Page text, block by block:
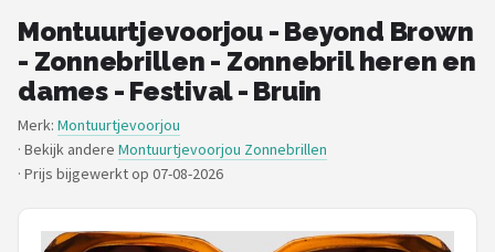
Merken
Blog
Zonnebrillen
Baby zonnebrillen
Shop
Montuurtjevoorjou - Beyond Brown
- Zonnebrillen - Zonnebril heren en
dames - Festival - Bruin
Merk: Montuurtjevoorjou
· Bekijk andere Montuurtjevoorjou Zonnebrillen
· Prijs bijgewerkt op 07-08-2026